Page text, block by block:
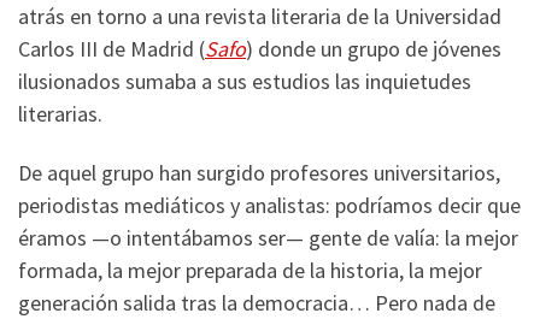
atrás en torno a una revista literaria de la Universidad
Carlos III de Madrid (Safo) donde un grupo de jóvenes
ilusionados sumaba a sus estudios las inquietudes
literarias.
De aquel grupo han surgido profesores universitarios,
periodistas mediáticos y analistas: podríamos decir que
éramos —o intentábamos ser— gente de valía: la mejor
formada, la mejor preparada de la historia, la mejor
generación salida tras la democracia… Pero nada de